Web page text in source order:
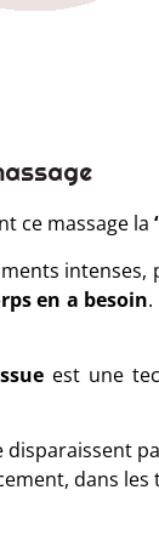
ce massage la
en a besoin
est une
dans